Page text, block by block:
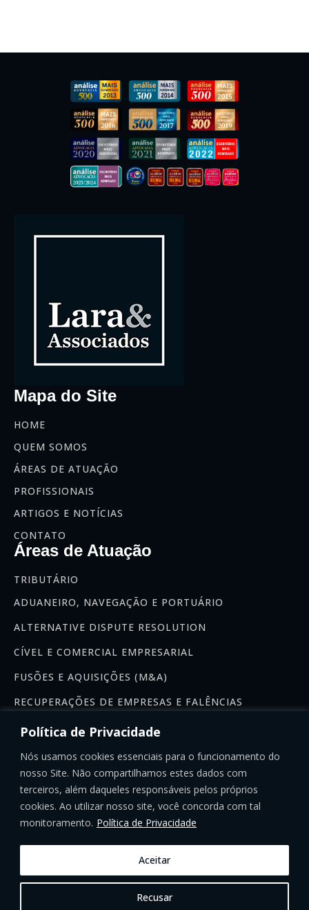
Política de Privacidade
Nós usamos cookies essenciais para o funcionamento do
nosso Site. Não compartilhamos estes dados com
terceiros, além daqueles responsáveis pelos próprios
cookies. Ao utilizar nosso site, você concorda com tal
monitoramento. Política de Privacidade
Recusar
Aceitar
Mapa do Site
HOME
QUEM SOMOS
ÁREAS DE ATUAÇÃO
PROFISSIONAIS
ARTIGOS E NOTÍCIAS
CONTATO
Áreas de Atuação
TRIBUTÁRIO
ADUANEIRO, NAVEGAÇÃO E PORTUÁRIO
ALTERNATIVE DISPUTE RESOLUTION
CÍVEL E COMERCIAL EMPRESARIAL
FUSÕES E AQUISIÇÕES (M&A)
RECUPERAÇÕES DE EMPRESAS E FALÊNCIAS
Se inscreva na nossa newsletter:
INSCREVER-SE
Precisa de ajuda?